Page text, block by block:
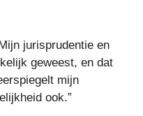
jurisprudentie en
geweest, en dat
mijn
ook.”